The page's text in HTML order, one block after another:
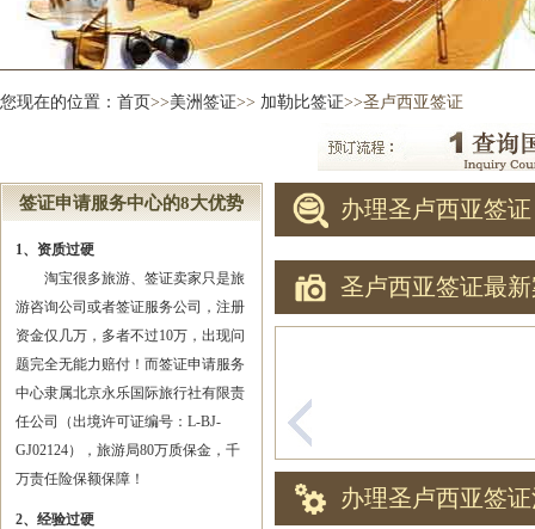
您现在的位置： 首页>>美洲签证>> 加勒比签证>>圣卢西亚签证
签证申请服务中心的8大优势
1、资质过硬
淘宝很多旅游、签证卖家只是旅
游咨询公司或者签证服务公司，注册
资金仅几万，多者不过10万，出现问
题完全无能力赔付！而签证申请服务
中心隶属北京永乐国际旅行社有限责
任公司（出境许可证编号：L-BJ-
GJ02124），旅游局80万质保金，千
万责任险保额保障！
2、经验过硬
办理圣卢西亚签证
圣卢西亚签证最
办理圣卢西亚签